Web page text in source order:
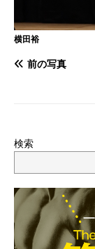
横田裕
前の写真
検索